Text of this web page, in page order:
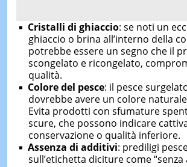
Cristalli di ghiaccio: se noti un
ghiaccio o brina all’interno della
potrebbe essere un segno che il
scongelato e ricongelato,
qualità.
Colore del pesce: il pesce
dovrebbe avere un colore
Evita prodotti con sfumature
scure, che possono indicare
conservazione o qualità inferiore.
Assenza di additivi: prediligi
sull’etichetta diciture come